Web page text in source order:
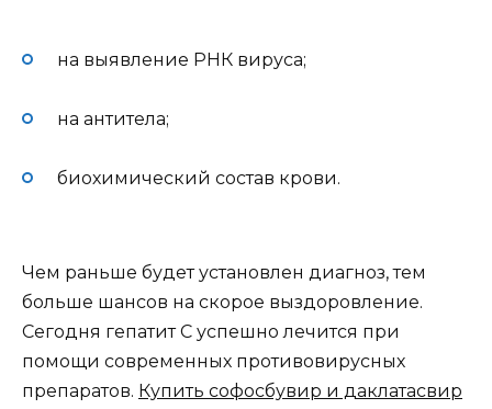
на выявление РНК вируса;
на антитела;
биохимический состав крови.
Чем раньше будет установлен диагноз, тем
больше шансов на скорое выздоровление.
Сегодня гепатит С успешно лечится при
помощи современных противовирусных
препаратов. Купить софосбувир и даклатасвир